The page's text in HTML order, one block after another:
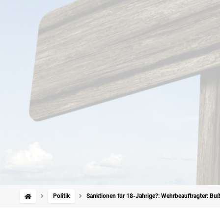
Politik Sanktionen für 18-Jährige?: Wehrbeauftragter: